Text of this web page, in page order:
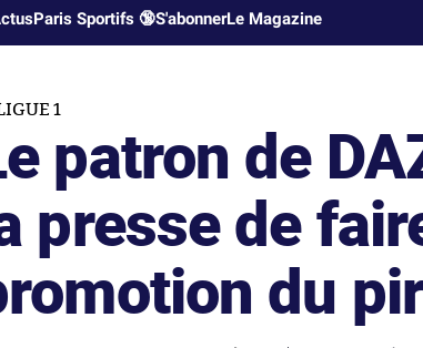
Paris Sportifs 🔞S'abonnerLe Magazine
1
patron de
presse de
du